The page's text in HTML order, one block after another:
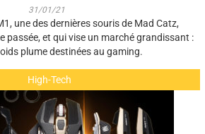
31/01/21
une des dernières souris de Mad Catz,
passée, et qui vise un marché grandissant :
plume destinées au gaming.
High-Tech